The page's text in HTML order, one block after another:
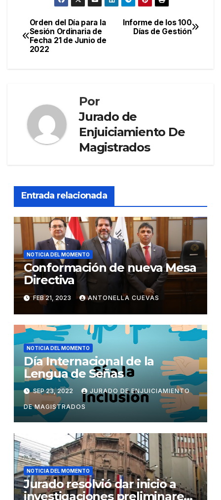
Informe de los 100
Días de Gestión
Orden del Día para la
Sesión Ordinaria de
Fecha 21 de Junio de
2022
Por
Jurado de
Enjuiciamiento De
Magistrados
Entrada relacionada
NOTICIA DEL MOMENTO
Conformación de nueva Mesa
Directiva
FEB 21, 2023 ANTONELLA CUEVAS
NOTICIA DEL MOMENTO
Día Internacional de la
Lengua de Señas
SEP 23, 2022 JURADO DE ENJUICIAMIENTO
DE MAGISTRADOS
NOTICIA DEL MOMENTO
Jurado resolvió dar inicio a
investigaciones preliminares